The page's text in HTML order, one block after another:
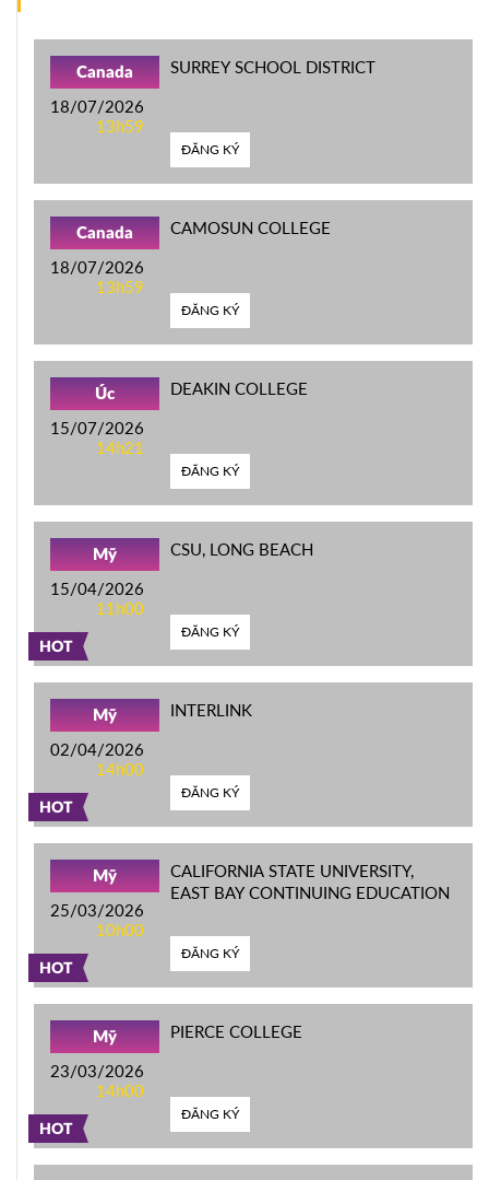
Canada
18/07/2026
13h59
SURREY SCHOOL DISTRICT
ĐĂNG KÝ
Canada
18/07/2026
13h59
CAMOSUN COLLEGE
ĐĂNG KÝ
Úc
15/07/2026
14h21
DEAKIN COLLEGE
ĐĂNG KÝ
HOT
Mỹ
15/04/2026
11h00
CSU, LONG BEACH
ĐĂNG KÝ
HOT
Mỹ
02/04/2026
14h00
INTERLINK
ĐĂNG KÝ
HOT
Mỹ
25/03/2026
10h00
CALIFORNIA STATE UNIVERSITY,
EAST BAY CONTINUING EDUCATION
ĐĂNG KÝ
HOT
Mỹ
23/03/2026
14h00
PIERCE COLLEGE
ĐĂNG KÝ